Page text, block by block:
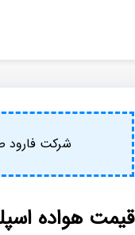
شرکت فارود
قیمت هواده